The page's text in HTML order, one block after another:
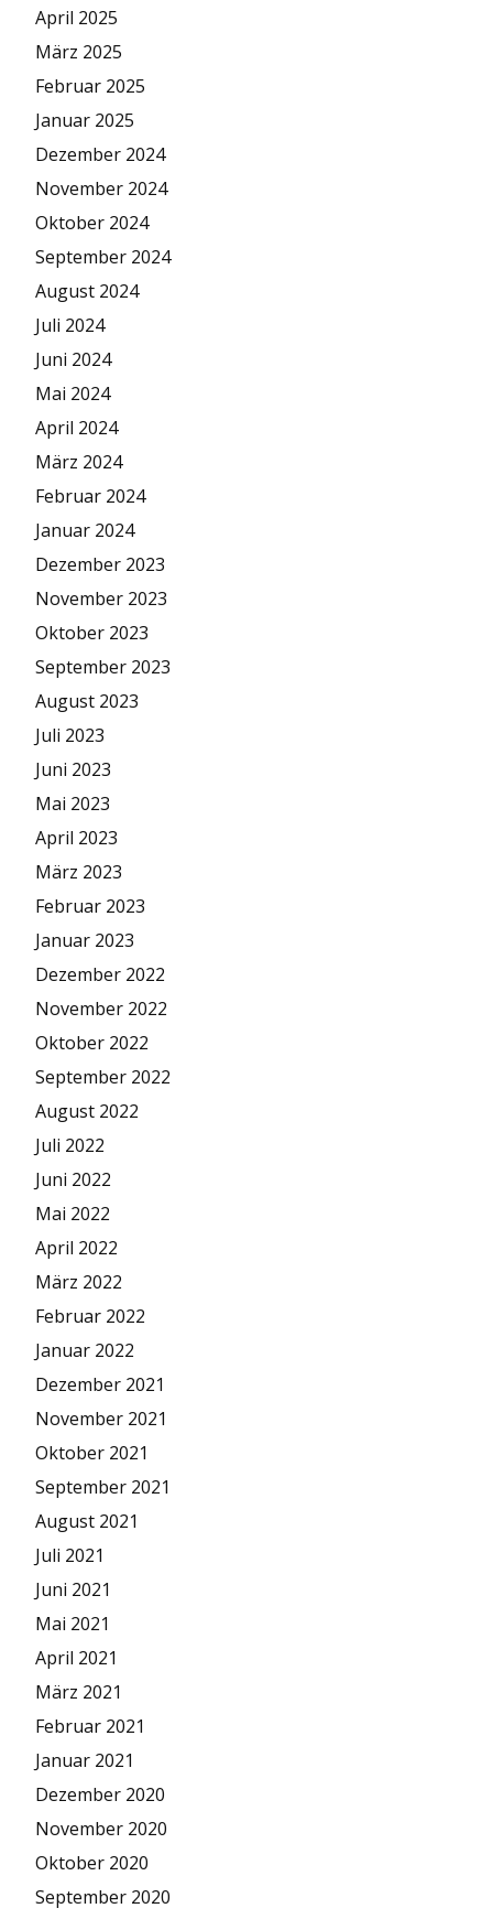
April 2025
März 2025
Februar 2025
Januar 2025
Dezember 2024
November 2024
Oktober 2024
September 2024
August 2024
Juli 2024
Juni 2024
Mai 2024
April 2024
März 2024
Februar 2024
Januar 2024
Dezember 2023
November 2023
Oktober 2023
September 2023
August 2023
Juli 2023
Juni 2023
Mai 2023
April 2023
März 2023
Februar 2023
Januar 2023
Dezember 2022
November 2022
Oktober 2022
September 2022
August 2022
Juli 2022
Juni 2022
Mai 2022
April 2022
März 2022
Februar 2022
Januar 2022
Dezember 2021
November 2021
Oktober 2021
September 2021
August 2021
Juli 2021
Juni 2021
Mai 2021
April 2021
März 2021
Februar 2021
Januar 2021
Dezember 2020
November 2020
Oktober 2020
September 2020